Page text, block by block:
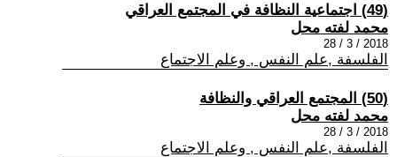
(49) اجتماعية النظافة في المجتمع العراقي
محمد لفته محل
2018 / 3 / 28
الفلسفة ,علم النفس , وعلم الاجتماع
(50) المجتمع العراقي والنظافة
محمد لفته محل
2018 / 3 / 28
الفلسفة ,علم النفس , وعلم الاجتماع